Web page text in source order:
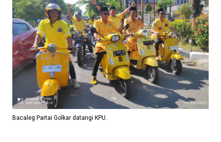
Bacaleg Partai Golkar datangi KPU.